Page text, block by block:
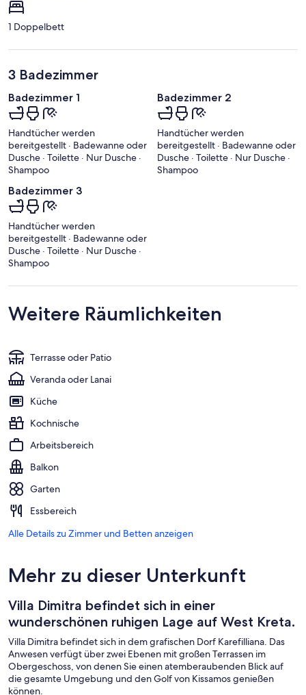
1 Doppelbett
3 Badezimmer
Badezimmer 1
Handtücher werden
bereitgestellt · Badewanne oder
Dusche · Toilette · Nur Dusche ·
Shampoo
Badezimmer 2
Handtücher werden
bereitgestellt · Badewanne oder
Dusche · Toilette · Nur Dusche ·
Shampoo
Badezimmer 3
Handtücher werden
bereitgestellt · Badewanne oder
Dusche · Toilette · Nur Dusche ·
Shampoo
Weitere Räumlichkeiten
Terrasse oder Patio
Veranda oder Lanai
Küche
Kochnische
Arbeitsbereich
Balkon
Garten
Essbereich
Alle Details zu Zimmer und Betten anzeigen
Mehr zu dieser Unterkunft
Villa Dimitra befindet sich in einer
wunderschönen ruhigen Lage auf West Kreta.
Villa Dimitra befindet sich in dem grafischen Dorf Karefilliana. Das
Anwesen verfügt über zwei Ebenen mit großen Terrassen im
Obergeschoss, von denen Sie einen atemberaubenden Blick auf
die gesamte Umgebung und den Golf von Kissamos genießen
können.